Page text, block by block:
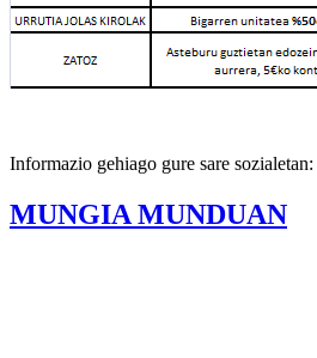
Informazio gehiago gure sare sozialetan:
MUNGIA MUNDUAN